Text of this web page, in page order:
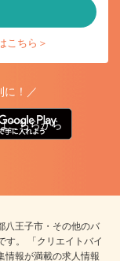
こちら＞
に！／
こちらから
八王子市・その他のバ
す。 「クリエイトバイ
情報が満載の求人情報